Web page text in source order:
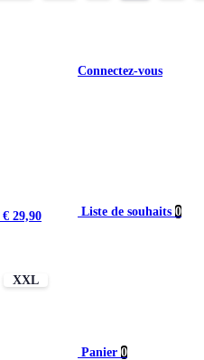
Connectez-vous
Liste de souhaits 0
Panier 0
€ 29,90
XXL